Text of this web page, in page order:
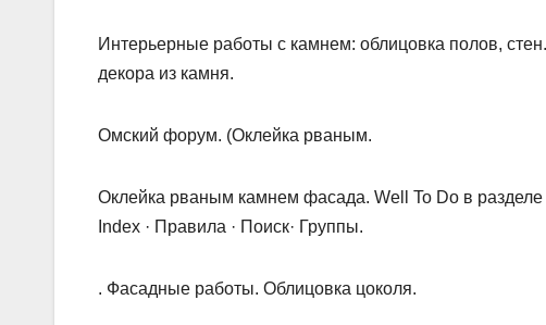
Интерьерные работы с камнем: облицовка полов,
декора из камня.
Омский форум. (Оклейка рваным.
Оклейка рваным камнем фасада. Well To Do в
Index · Правила · Поиск· Группы.
. Фасадные работы. Облицовка цоколя.